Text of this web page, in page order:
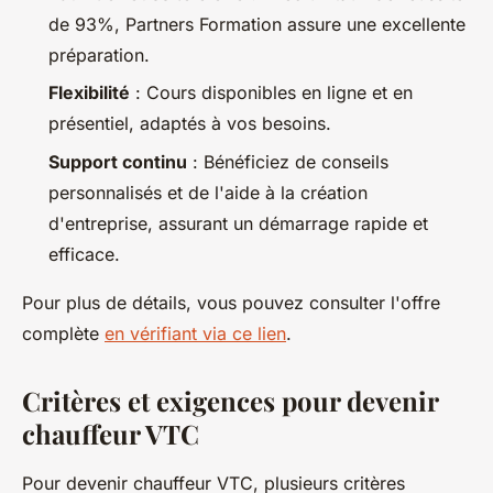
de 93%, Partners Formation assure une excellente
préparation.
Flexibilité : Cours disponibles en ligne et en
présentiel, adaptés à vos besoins.
Support continu : Bénéficiez de conseils
personnalisés et de l'aide à la création
d'entreprise, assurant un démarrage rapide et
efficace.
Pour plus de détails, vous pouvez consulter l'offre
complète en vérifiant via ce lien.
Critères et exigences pour devenir
chauffeur VTC
Pour devenir chauffeur VTC, plusieurs critères